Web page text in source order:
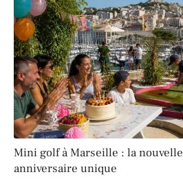
Mini golf à Marseille : la
anniversaire unique